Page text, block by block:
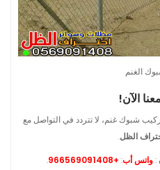
الغنم
الآن!
شبوك غنم، لا تتردد في التواصل مع
الظل.
:واتس أب:
+966569091408
.